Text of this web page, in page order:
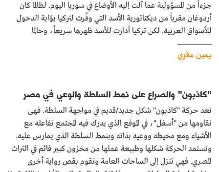
جزءاً من المسؤولية عما آلت إليه الأوضاع في سوريا اليوم. لطالما كان
أردوغان مقرباً من ديكتاتورية الأسد التي وفّرت لتركيا بوّابة الدخول
للأسواق العربية. لكن تركيا أدارت للأسد ظهرها سريعاً، وحالما
يمين مقري
"كاذبون" والصراع على نمط السلطة والوعي في مصر
تعد حركة "كاذبون" شكل جديد/قديم في مواجهة السلطة. فهى
تقاومها من "أسفل"، في الموقع الذي يدرك فيه المجتمع تفاعله مع
الأشياء ومع محيطه ووعيه بذاته وبنمط السلطة الذي يمارس عليه.
وتستمد الحركة شكلها وطبيعة عملها من مخزون كبير قائم في التراث
المصري. فهي تنزل إلى الساحات العامة وتقوم بقص رواية أخرى